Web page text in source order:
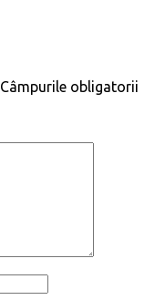
Câmpurile obligatorii